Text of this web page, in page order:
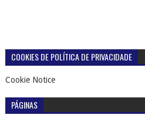
COOKIES DE POLÍTICA DE PRIVACIDADE
Cookie Notice
PÁGINAS